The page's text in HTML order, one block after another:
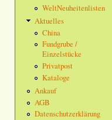
WeltNeuheitenlisten
Aktuelles
China
Fundgrube /
Einzelstücke
Privatpost
Kataloge
Ankauf
AGB
Datenschutzerklärung